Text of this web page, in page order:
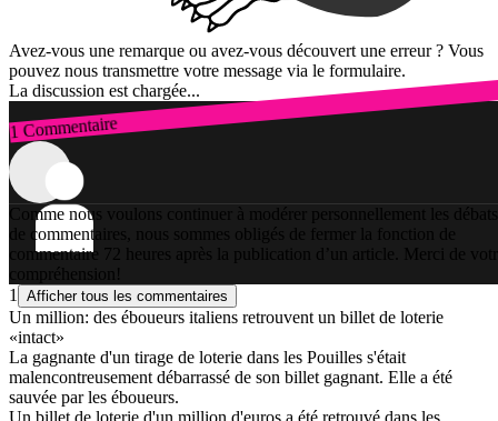
Avez-vous une remarque ou avez-vous découvert une erreur ? Vous
pouvez nous transmettre votre message via le formulaire.
La discussion est chargée...
1 Commentaire
Connexion
Comme nous voulons continuer à modérer personnellement les débats
de commentaires, nous sommes obligés de fermer la fonction de
commentaire 72 heures après la publication d’un article. Merci de
compréhension!
1
Afficher tous les commentaires
Un million: des éboueurs italiens retrouvent un billet de loterie
«intact»
La gagnante d'un tirage de loterie dans les Pouilles s'était
malencontreusement débarrassé de son billet gagnant. Elle a été
sauvée par les éboueurs.